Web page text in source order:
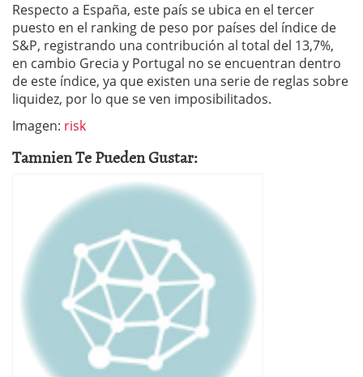
Respecto a España, este país se ubica en el tercer
puesto en el ranking de peso por países del índice de
S&P, registrando una contribución al total del 13,7%,
en cambio Grecia y Portugal no se encuentran dentro
de este índice, ya que existen una serie de reglas sobre
liquidez, por lo que se ven imposibilitados.
Imagen: risk
Tamnien Te Pueden Gustar: